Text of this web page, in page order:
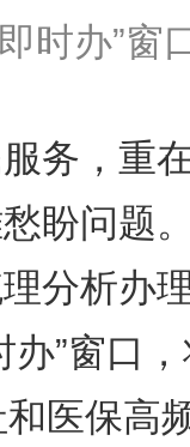
时办”窗
，重在
盼问题
分析办
办”窗口
医保高